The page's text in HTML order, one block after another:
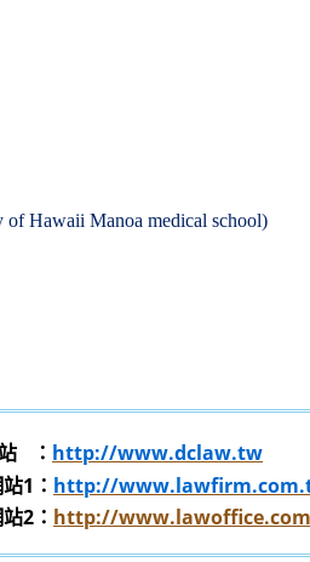
of Hawaii Manoa medical school)
： http://www.dclaw.tw
1： http://
2： http://